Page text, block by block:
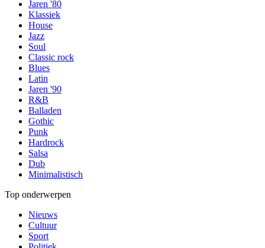
Jaren '80
Klassiek
House
Jazz
Soul
Classic rock
Blues
Latin
Jaren '90
R&B
Balladen
Gothic
Punk
Hardrock
Salsa
Dub
Minimalistisch
Top onderwerpen
Nieuws
Cultuur
Sport